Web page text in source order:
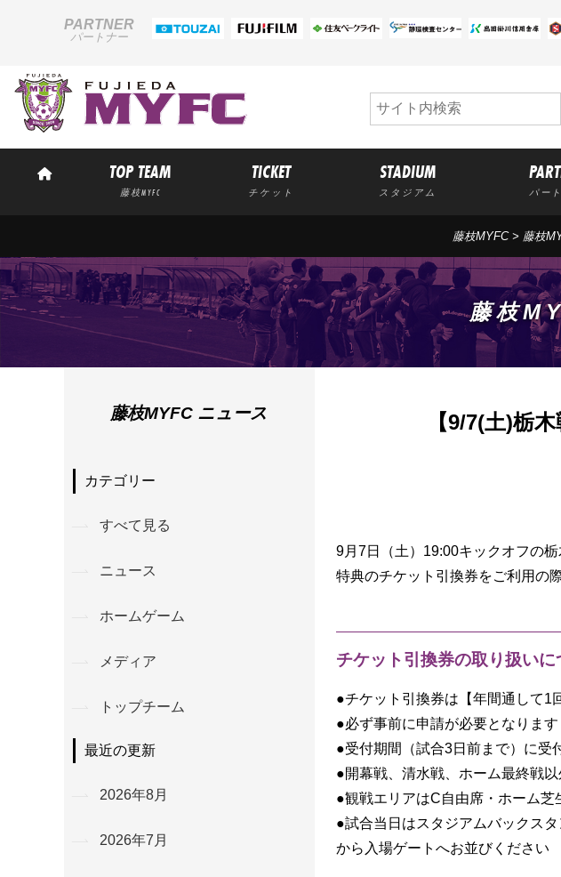
PARTNER
パートナー
TOP TEAM
藤枝MYFC
TICKET
チケット
STADIUM
スタジアム パー
藤枝MYFC> 藤枝
藤枝
【9/7(土)栃
9月7日（土）19:00キックオフの
特典のチケット引換券をご利用の
チケット引換券の取り扱いに
●チケット引換券は【年間通して1
●必ず事前に申請が必要となります
●受付期間（試合3日前まで）に受
●開幕戦、清水戦、ホーム最終戦
●観戦エリアはC自由席・ホーム芝
●試合当日はスタジアムバックス
から入場ゲートへお並びください
藤枝MYFC ニュース
カテゴリー
すべて見る
ニュース
ホームゲーム
メディア
トップチーム
最近の更新
2026年8月
2026年7月